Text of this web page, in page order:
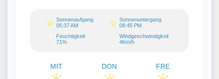
Sonnenaufgang
05:37 AM
Sonnenuntergang
08:45 PM
Feuchtigkeit
71%
Windgeschwindigkeit
4Km/h
MIT DON FRE